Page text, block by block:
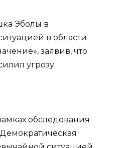
Эболы в
в области
заявив, что
угрозу.
обследования